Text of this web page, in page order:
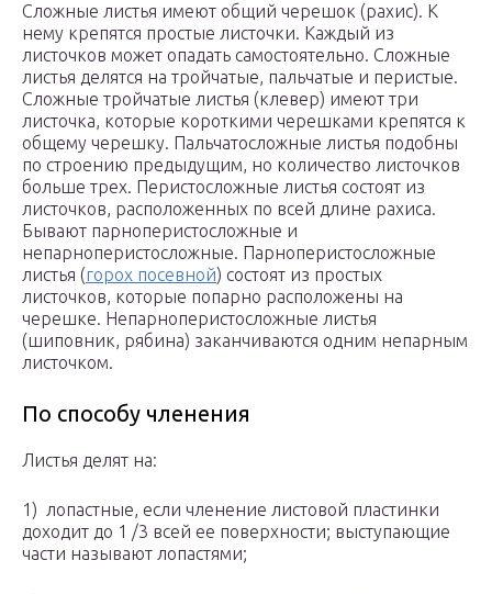
Сложные листья имеют общий черешок (рахис). К
нему крепятся простые листочки. Каждый из
листочков может опадать самостоятельно. Сложные
листья делятся на тройчатые, пальчатые и перистые.
Сложные тройчатые листья (клевер) имеют три
листочка, которые короткими черешками крепятся к
общему черешку. Пальчатосложные листья подобны
по строению предыдущим, но количество листочков
больше трех. Перистосложные листья состоят из
листочков, расположенных по всей длине рахиса.
Бывают парноперистосложные и
непарноперистосложные. Парноперистосложные
листья (горох посевной) состоят из простых
листочков, которые попарно расположены на
черешке. Непарноперистосложные листья
(шиповник, рябина) заканчиваются одним непарным
листочком.
По способу членения
Листья делят на:
1) лопастные, если членение листовой пластинки
доходит до 1 /3 всей ее поверхности; выступающие
части называют лопастями;